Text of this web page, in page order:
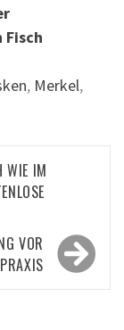
, Merkel,
WIE IM
VOR